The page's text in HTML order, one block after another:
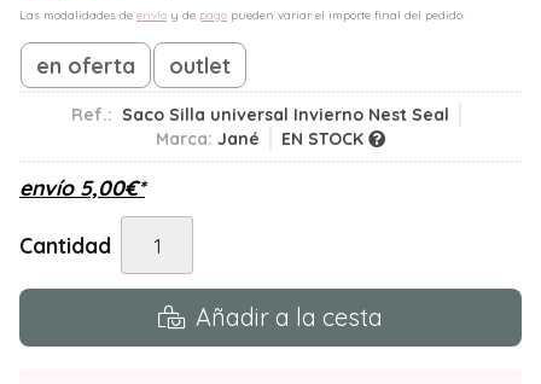
Las modalidades de envío y de pago pueden variar el importe final del pedido.
en oferta outlet
Ref.: Saco Silla universal Invierno Nest Seal
Marca: Jané EN STOCK
envío 5,00€*
Cantidad
Añadir a la cesta